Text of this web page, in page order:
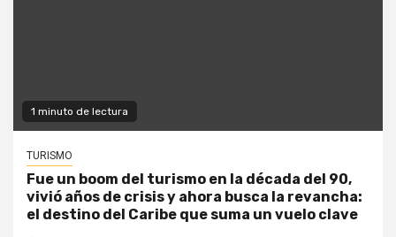
1 minuto de lectura
TURISMO
Fue un boom del turismo en la década del 90,
vivió años de crisis y ahora busca la revancha:
el destino del Caribe que suma un vuelo clave